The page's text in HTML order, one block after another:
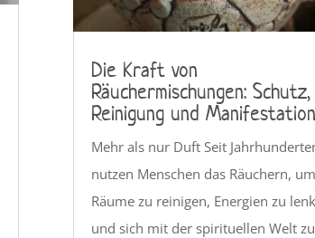
Die Kraft von
Räuchermischungen: Schutz,
Reinigung und Manifestation
Mehr als nur Duft Seit
nutzen Menschen das Räuchern, um
Räume zu reinigen, Energien zu
und sich mit der spirituellen Welt